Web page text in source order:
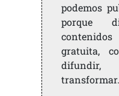
podemos
porque
gratuita,
transformar.